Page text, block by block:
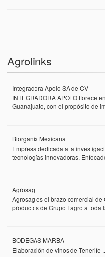
Agrolinks
Integradora Apolo SA de CV
INTEGRADORA APOLO florece
Guanajuato, con el propósito de
Biorganix Mexicana
Empresa dedicada a la
tecnologías innovadoras.
Agrosag
Agrosag es el brazo comercial de
productos de Grupo Fagro a toda
BODEGAS MARBA
Elaboración de vinos de Tenerife